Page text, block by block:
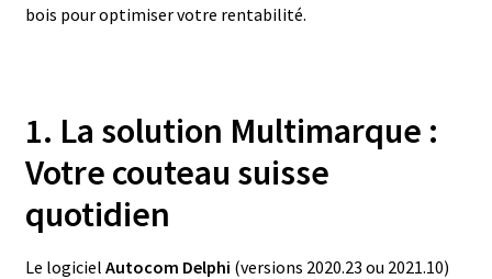
bois pour optimiser votre rentabilité.
1. La solution Multimarque :
Votre couteau suisse
quotidien
Le logiciel Autocom Delphi (versions 2020.23 ou 2021.10)